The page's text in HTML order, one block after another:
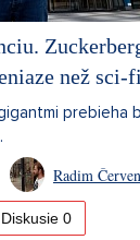
než sci-
prebieha
Radim
Diskusie 0